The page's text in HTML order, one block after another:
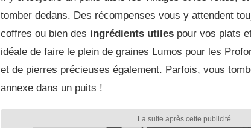
tomber dedans. Des récompenses vous y attendent
coffres ou bien des ingrédients utiles pour vos plats
idéale de faire le plein de graines Lumos pour les
et de pierres précieuses également. Parfois, vous
annexe dans un puits !